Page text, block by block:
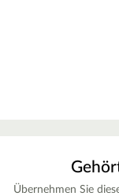
Übernehmen Sie